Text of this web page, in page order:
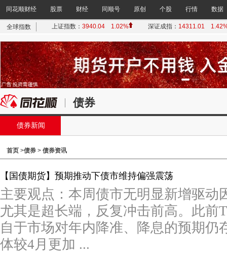
同花顺财经 股票 财经 同顺号 原创 个股 行情 数据
债券
债券新闻
首页 >债券 > 债券资讯
【国债期货】预期推动下债市维持偏强震荡
主要观点：本周债市无明显新增驱动
尤其是超长端，反复冲击前高。此前
自于市场对年内降准、降息的预期仍
体较4月更加 ...